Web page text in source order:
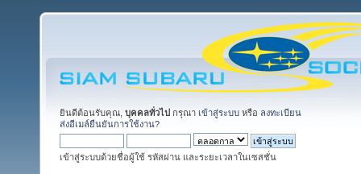
ยินดีต้อนรับคุณ, บุคคลทั่วไป กรุณา เข้าสู่ระบบ หรือ ลงทะเบียน
ส่งอีเมล์ยืนยันการใช้งาน?
เข้าสู่ระบบด้วยชื่อผู้ใช้ รหัสผ่าน และระยะเวลาในเซสชั่น